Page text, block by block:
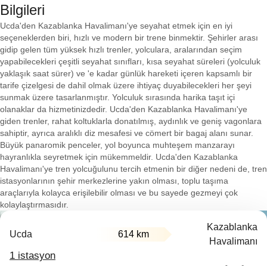
Bilgileri
Ucda'den Kazablanka Havalimanı'ye seyahat etmek için en iyi
seçeneklerden biri, hızlı ve modern bir trene binmektir. Şehirler arası
gidip gelen tüm yüksek hızlı trenler, yolculara, aralarından seçim
yapabilecekleri çeşitli seyahat sınıfları, kısa seyahat süreleri (yolculuk
yaklaşık saat sürer) ve 'e kadar günlük hareketi içeren kapsamlı bir
tarife çizelgesi de dahil olmak üzere ihtiyaç duyabilecekleri her şeyi
sunmak üzere tasarlanmıştır. Yolculuk sırasında harika taşıt içi
olanaklar da hizmetinizdedir. Ucda'den Kazablanka Havalimanı'ye
giden trenler, rahat koltuklarla donatılmış, aydınlık ve geniş vagonlara
sahiptir, ayrıca aralıklı diz mesafesi ve cömert bir bagaj alanı sunar.
Büyük panaromik penceler, yol boyunca muhteşem manzarayı
hayranlıkla seyretmek için mükemmeldir. Ucda'den Kazablanka
Havalimanı'ye tren yolcuğulunu tercih etmenin bir diğer nedeni de, tren
istasyonlarının şehir merkezlerine yakın olması, toplu taşıma
araçlarıyla kolayca erişilebilir olması ve bu sayede gezmeyi çok
kolaylaştırmasıdır.
Ucda 614 km
Kazablanka
Havalimanı
1 istasyon